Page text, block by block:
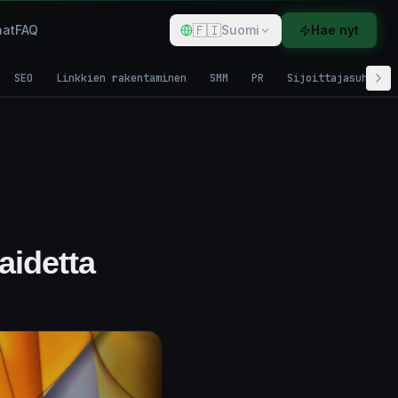
FAQ 🇫🇮Suomi Hae nyt
SEO Linkkien rakentaminen SMM PR Sijoittajasuhteet